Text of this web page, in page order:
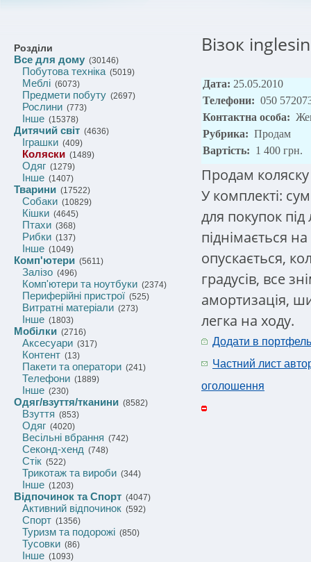
Розділи
Все для дому (30146)
Побутова техніка(5019)
Меблі (6073)
Предмети побуту (2697)
Рослини (773)
Інше (15378)
Дитячий світ (4636)
Іграшки (409)
Коляски (1489)
Одяг (1279)
Інше (1407)
Тварини (17522)
Собаки (10829)
Кішки (4645)
Птахи (368)
Рибки (137)
Інше (1049)
Комп'ютери (5611)
Залізо (496)
Комп'ютери та ноутбуки (2374)
Периферійні пристрої (525)
Витратні матеріали (273)
Інше (1803)
Мобілки (2716)
Аксесуари (317)
Контент (13)
Пакети та оператори (241)
Телефони (1889)
Інше (230)
Одяг/взуття/тканини (8582)
Взуття (853)
Одяг (4020)
Весільні вбрання (742)
Секонд-хенд (748)
Стік (522)
Трикотаж та вироби (344)
Інше (1203)
Відпочинок та Спорт (4047)
Активний відпочинок (592)
Спорт (1356)
Туризм та подорожі (850)
Тусовки (86)
Інше (1093)
Візок
Дата: 25.05.2010
Телефони: 050
Контактна особа:
Рубрика: Продам
Вартість: 1 400 грн.
Продам коляску
У комплекті:
для покупок
піднімається
опускається,
градусів, все
амортизація,
легка на ходу.
Додати в портфель
Частний лист
оголошення